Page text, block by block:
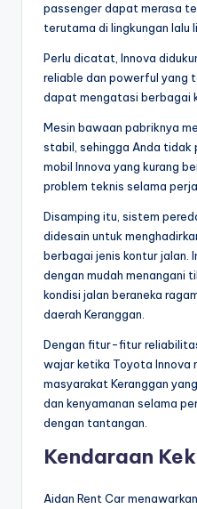
passenger dapat merasa
terutama di lingkungan lalu
Perlu dicatat, Innova
reliable dan powerful yang
dapat mengatasi berbagai
Mesin bawaan pabriknya
stabil, sehingga Anda tidak
mobil Innova yang kurang
problem teknis selama
Disamping itu, sistem
didesain untuk
berbagai jenis kontur jalan.
dengan mudah menangani
kondisi jalan beraneka
daerah Keranggan.
Dengan fitur-fitur
wajar ketika Toyota Innova
masyarakat Keranggan
dan kenyamanan selama
dengan tantangan.
Kendaraan
Aidan Rent Car